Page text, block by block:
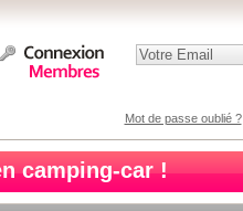
Mot de passe oublié ?
camping-car !